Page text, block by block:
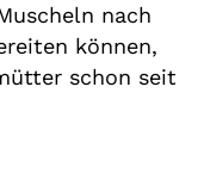
nach
können,
schon seit